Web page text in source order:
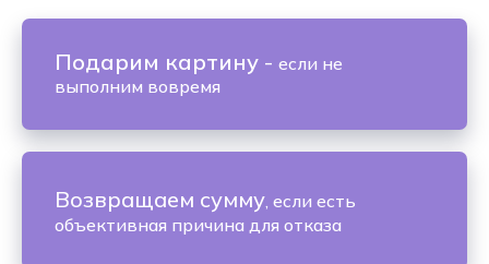
Подарим картину - если не
выполним вовремя
Возвращаем сумму, если есть
объективная причина для отказа